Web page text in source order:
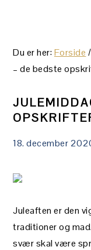
primær
navigation
primær
sidebar
Du er her:Forside /
– de bedste
18. december
Juleaften er den
traditioner og
svær skal være